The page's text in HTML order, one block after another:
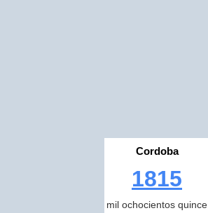
Cordoba
1815
mil ochocientos quince